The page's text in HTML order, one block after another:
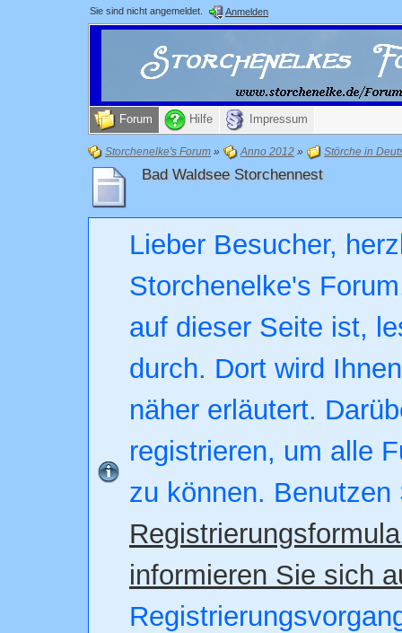
Sie sind nicht angemeldet. Anmelden
Forum Hilfe Impressum
Storchenelke's Forum » Anno 2012 » Störche in
Bad Waldsee Storchennest
Lieber Besucher,
Storchenelke's
auf dieser Seite ist,
durch. Dort wird
näher erläutert.
registrieren, um alle
zu können. Benutzen
informieren Sie sich